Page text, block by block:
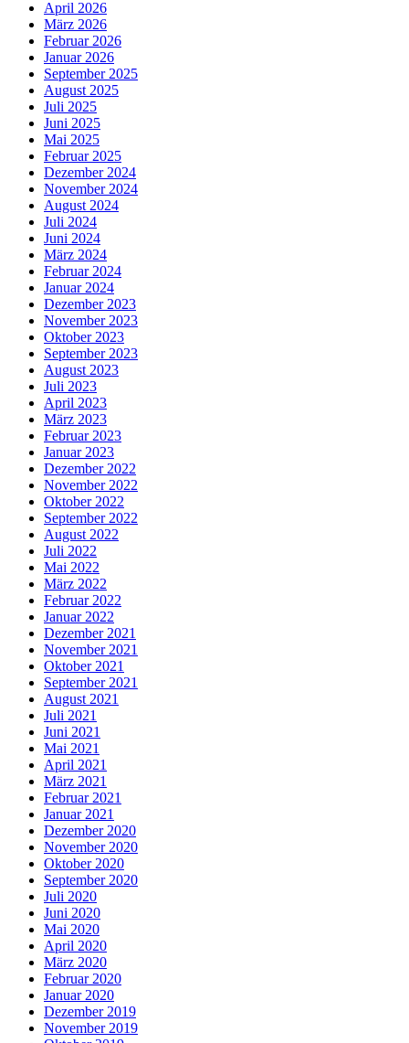
April 2026
März 2026
Februar 2026
Januar 2026
September 2025
August 2025
Juli 2025
Juni 2025
Mai 2025
Februar 2025
Dezember 2024
November 2024
August 2024
Juli 2024
Juni 2024
März 2024
Februar 2024
Januar 2024
Dezember 2023
November 2023
Oktober 2023
September 2023
August 2023
Juli 2023
April 2023
März 2023
Februar 2023
Januar 2023
Dezember 2022
November 2022
Oktober 2022
September 2022
August 2022
Juli 2022
Mai 2022
März 2022
Februar 2022
Januar 2022
Dezember 2021
November 2021
Oktober 2021
September 2021
August 2021
Juli 2021
Juni 2021
Mai 2021
April 2021
März 2021
Februar 2021
Januar 2021
Dezember 2020
November 2020
Oktober 2020
September 2020
Juli 2020
Juni 2020
Mai 2020
April 2020
März 2020
Februar 2020
Januar 2020
Dezember 2019
November 2019